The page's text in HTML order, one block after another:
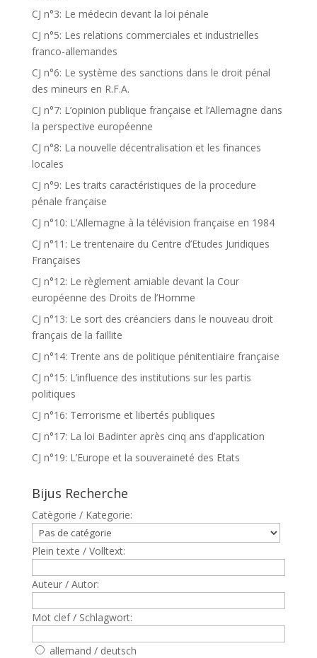
CJ n°3: Le médecin devant la loi pénale
CJ n°5: Les relations commerciales et industrielles
franco-allemandes
CJ n°6: Le système des sanctions dans le droit pénal
des mineurs en R.F.A.
CJ n°7: L’opinion publique française et l’Allemagne dans
la perspective européenne
CJ n°8: La nouvelle décentralisation et les finances
locales
CJ n°9: Les traits caractéristiques de la procedure
pénale française
CJ n°10: L’Allemagne à la télévision française en 1984
CJ n°11: Le trentenaire du Centre d’Etudes Juridiques
Françaises
CJ n°12: Le règlement amiable devant la Cour
européenne des Droits de l’Homme
CJ n°13: Le sort des créanciers dans le nouveau droit
français de la faillite
CJ n°14: Trente ans de politique pénitentiaire française
CJ n°15: L’influence des institutions sur les partis
politiques
CJ n°16: Terrorisme et libertés publiques
CJ n°17: La loi Badinter après cinq ans d’application
CJ n°19: L’Europe et la souveraineté des Etats
Bijus Recherche
Catègorie / Kategorie:
Plein texte / Volltext:
Auteur / Autor:
Mot clef / Schlagwort:
allemand / deutsch